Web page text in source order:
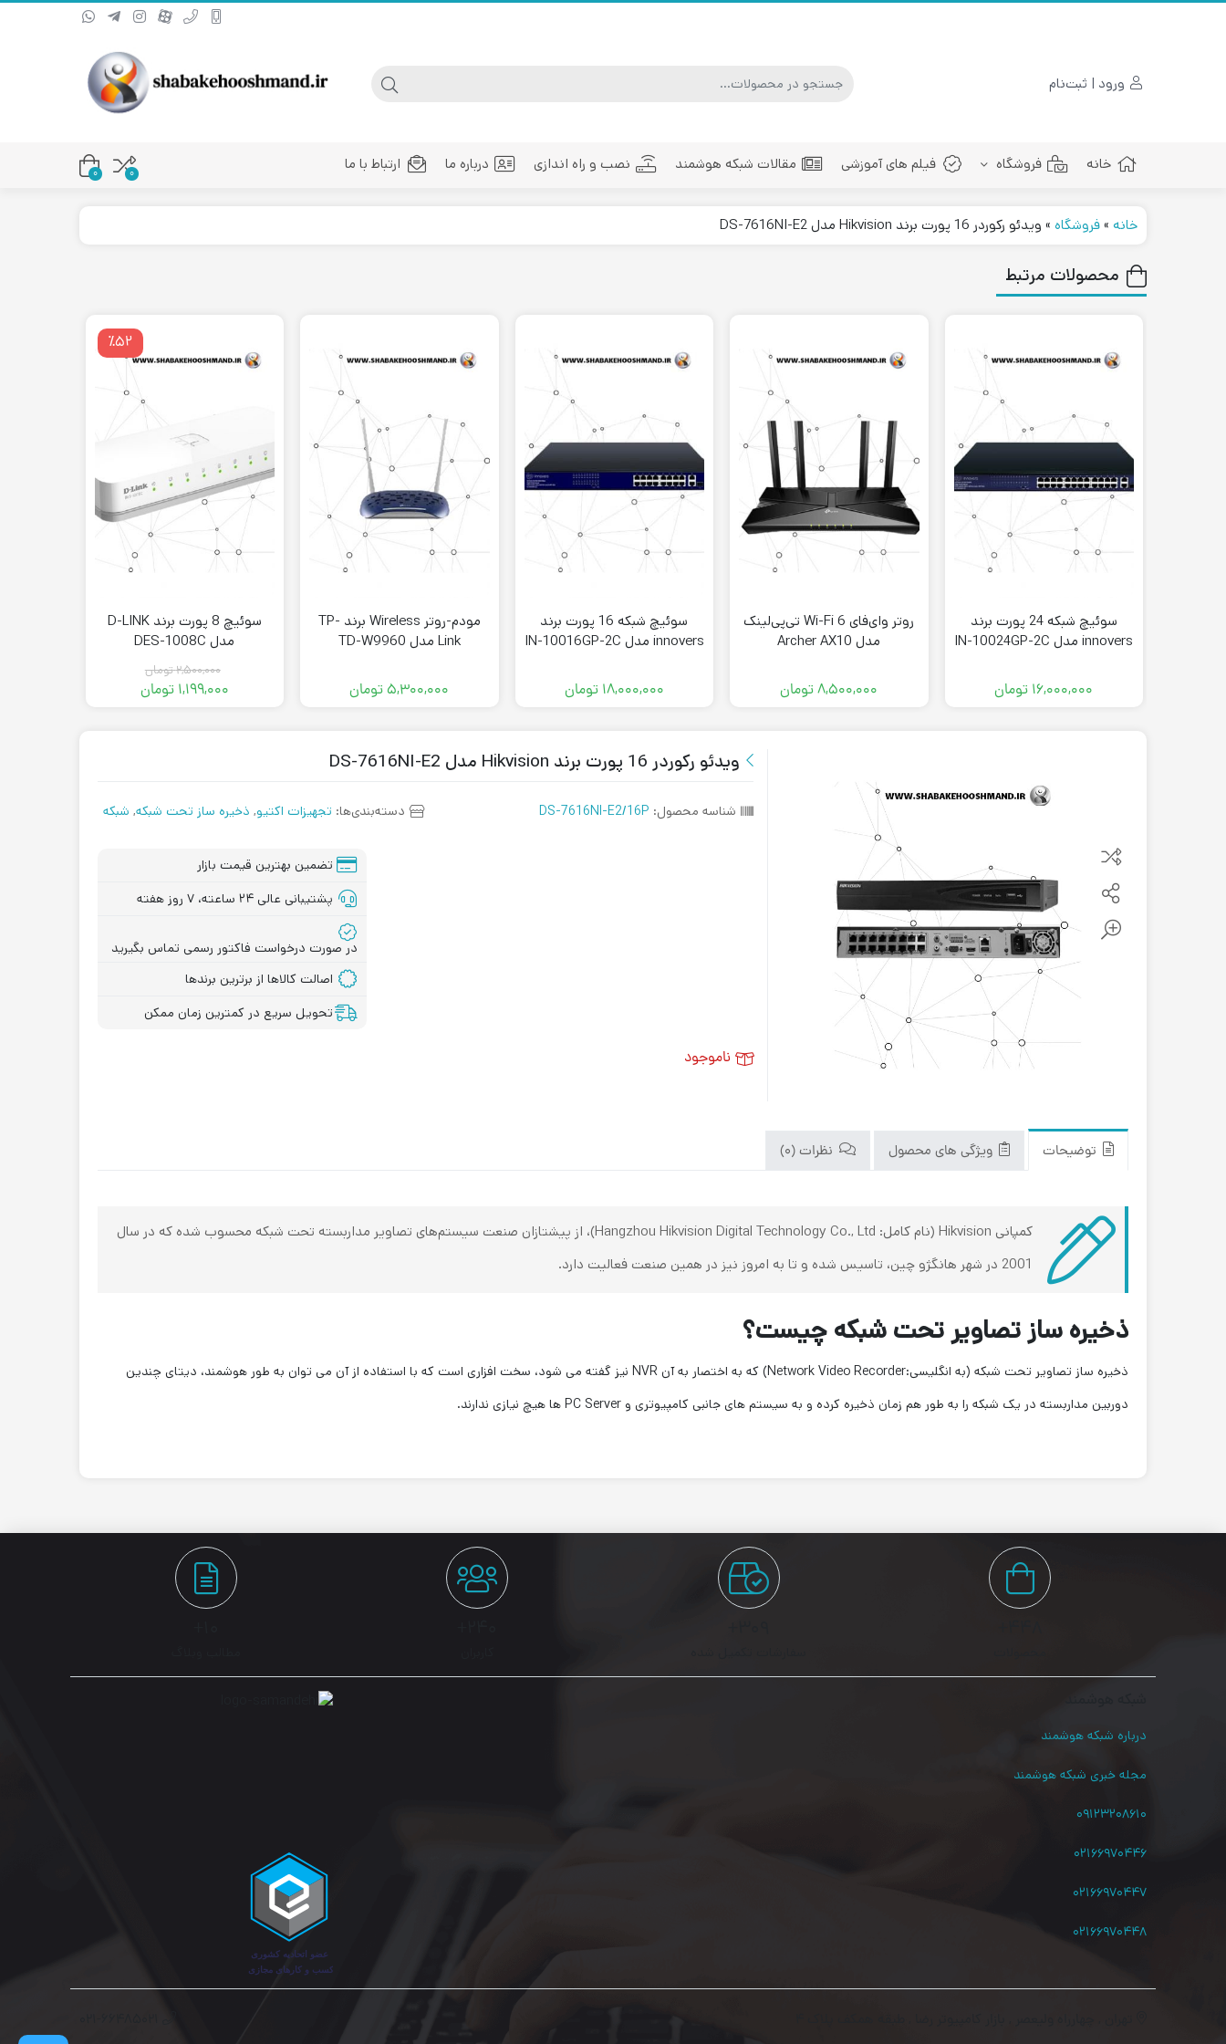
ورود | ثبت‌نام
خانه فروشگاه
پچ کورد فیبرنوری ماژول فیبر نوری
فیلم های آموزشی مقالات شبکه هوشمند نصب و راه اندازی درباره ما ارتباط با ما
۰ 0
خانه »فروشگاه » ویدئو رکوردر 16 پورت برند Hikvision مدل DS-7616NI-E2
محصولات مرتبط
سوئیچ شبکه 24 پورت برند
innovers مدل IN-10024GP-2C
۱۶,۰۰۰,۰۰۰ تومان
روتر وای‌فای Wi-Fi 6 تی‌پی‌لینک
مدل Archer AX10
۸,۵۰۰,۰۰۰تومان
سوئیچ شبکه 16 پورت برند
innovers مدل IN-10016GP-2C
۱۸,۰۰۰,۰۰۰ تومان
مودم-روتر Wireless برند TP-
Link مدل TD-W9960
۵,۳۰۰,۰۰۰تومان
٪۵۲
سوئیچ 8 پورت برند D-LINK
مدل DES-1008C
۲,۵۰۰,۰۰۰تومان
قیمت
۱,۱۹۹,۰۰۰ تومان
قیمت
ویدئو رکوردر 16 پورت برند Hikvision مدل DS-7616NI-E2
شناسه محصول: DS-7616NI-E2/16P دسته‌بندی‌ها: تجهیزات اکتیو, ذخیره ساز تحت شبکه, شبکه
تضمین بهترین قیمت بازار
پشتیبانی عالی ۲۴ ساعته، ۷ روز هفته
در صورت درخواست فاکتور رسمی تماس بگیرید
اصالت کالاها از برترین برندها
تحویل سریع در کمترین زمان ممکن
ناموجود
توضیحات ویژگی های محصول نظرات (۰)
کمپانی Hikvision (نام کامل: Hangzhou Hikvision Digital Technology Co., Ltd)، از پیشتازان صنعت سیستم‌های تصاویر مداربسته تحت شبکه محسوب شده که در سال
2001 در شهر هانگژو چین، تاسیس شده و تا به امروز نیز در همین صنعت فعالیت دارد.
ذخیره ساز تصاویر تحت شبکه چیست؟
ذخیره ساز تصاویر تحت شبکه (به انگلیسی:Network Video Recorder) که به اختصار به آن NVR نیز گفته می شود، سخت افزاری است که با استفاده از آن می توان به طور هوشمند، دیتای چندین
دوربین مداربسته در یک شبکه را به طور هم زمان ذخیره کرده و به سیستم های جانبی کامپیوتری و PC Server ها هیچ نیازی ندارند.
درباره شبکه هوشمند
مجله خبری شبکه هوشمند
۰۹۱۲۳۲۰۸۶۱۰
۰۲۱۶۶۹۷۰۴۴۶
۰۲۱۶۶۹۷۰۴۴۷
۰۲۱۶۶۹۷۰۴۴۸